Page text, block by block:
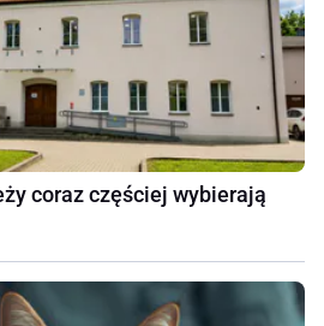
coraz częściej wybierają